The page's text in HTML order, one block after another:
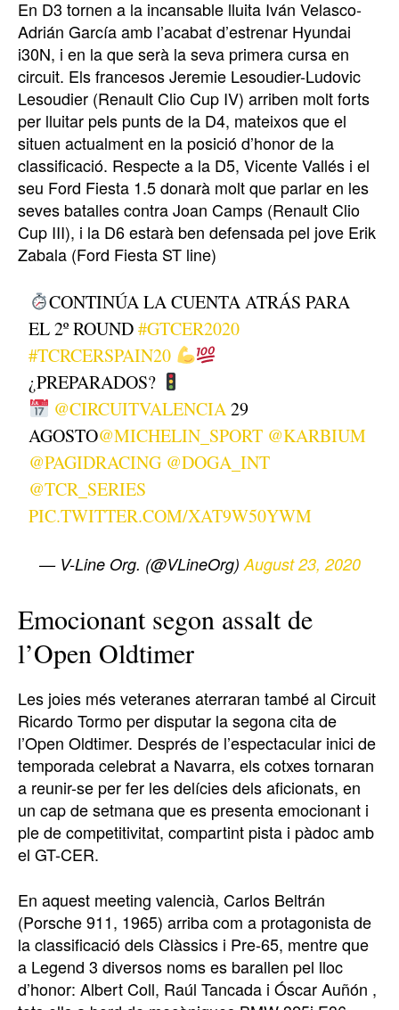
En D3 tornen a la incansable lluita Iván Velasco-
Adrián García amb l’acabat d’estrenar Hyundai
i30N, i en la que serà la seva primera cursa en
circuit. Els francesos Jeremie Lesoudier-Ludovic
Lesoudier (Renault Clio Cup IV) arriben molt forts
per lluitar pels punts de la D4, mateixos que el
situen actualment en la posició d’honor de la
classificació. Respecte a la D5, Vicente Vallés i el
seu Ford Fiesta 1.5 donarà molt que parlar en les
seves batalles contra Joan Camps (Renault Clio
Cup III), i la D6 estarà ben defensada pel jove Erik
Zabala (Ford Fiesta ST line)
CONTINÚA LA CUENTA ATRÁS PARA
EL 2º ROUND#GTCER2020
#TCRCERSPAIN20
¿PREPARADOS?
@CIRCUITVALENCIA29
AGOSTO@MICHELIN_SPORT @KARBIUM
@PAGIDRACING @DOGA_INT
@TCR_SERIES
PIC.TWITTER.COM/XAT9W50YWM
— V-Line Org. (@VLineOrg)August 23, 2020
Emocionant segon assalt de
l’Open Oldtimer
Les joies més veteranes aterraran també al Circuit
Ricardo Tormo per disputar la segona cita de
l’Open Oldtimer. Després de l’espectacular inici de
temporada celebrat a Navarra, els cotxes tornaran
a reunir-se per fer les delícies dels aficionats, en
un cap de setmana que es presenta emocionant i
ple de competitivitat, compartint pista i pàdoc amb
el GT-CER.
En aquest meeting valencià, Carlos Beltrán
(Porsche 911, 1965) arriba com a protagonista de
la classificació dels Clàssics i Pre-65, mentre que
a Legend 3 diversos noms es barallen pel lloc
d’honor: Albert Coll, Raúl Tancada i Óscar Auñón ,